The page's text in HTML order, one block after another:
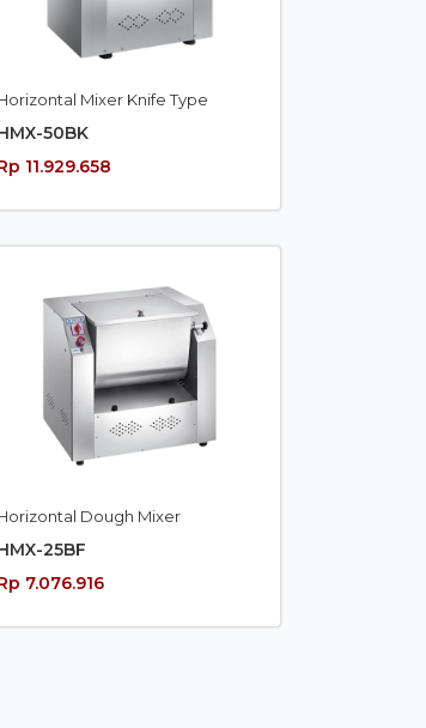
Mixer Knife Type
50BK
11.929.658
Dough Mixer
25BF
7.076.916